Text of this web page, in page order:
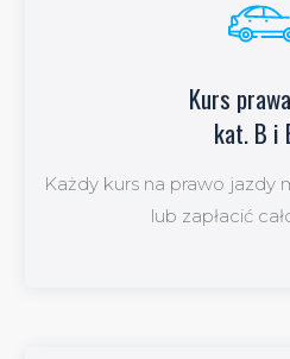
Kurs
kat. B i
Każdy kurs na prawo jazdy
lub zapłacić
Kurs
kat B i